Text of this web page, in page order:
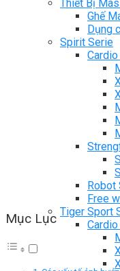
Thiết Bị
Ghế
Dụng
Spirit Serie
Robot
Free
Tiger Sport
Mục Lục